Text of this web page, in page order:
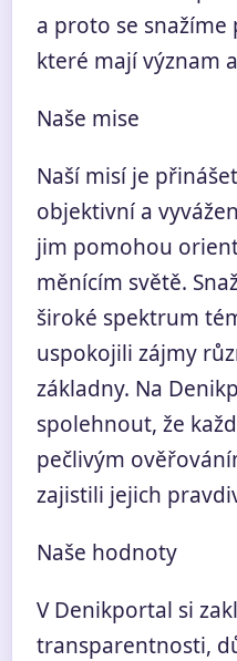
a proto se snažíme
které mají význam
Naše mise
Naší misí je
objektivní a
jim pomohou
měnícím světě.
široké spektrum
uspokojili zájmy
základny. Na
spolehnout, že
pečlivým
zajistili jejich
Naše hodnoty
V Denikportal si
transparentnosti,